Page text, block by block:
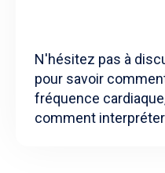
N'hésitez pas à
pour savoir
fréquence
comment